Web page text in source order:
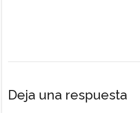
Deja una respuesta